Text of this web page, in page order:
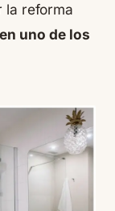
la reforma
uno de los